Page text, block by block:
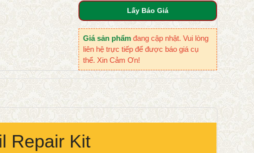
Lấy Báo Giá
Giá sản phẩm đang cập nhật. Vui lòng
liên hệ trực tiếp để được báo giá cụ
thể. Xin Cảm Ơn!
Repair Kit